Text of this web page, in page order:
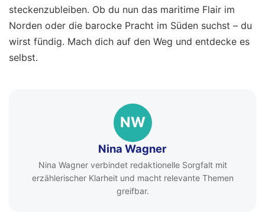
steckenzubleiben. Ob du nun das maritime Flair im
Norden oder die barocke Pracht im Süden suchst – du
wirst fündig. Mach dich auf den Weg und entdecke es
selbst.
NW
Nina Wagner
Nina Wagner verbindet redaktionelle Sorgfalt mit
erzählerischer Klarheit und macht relevante Themen
greifbar.